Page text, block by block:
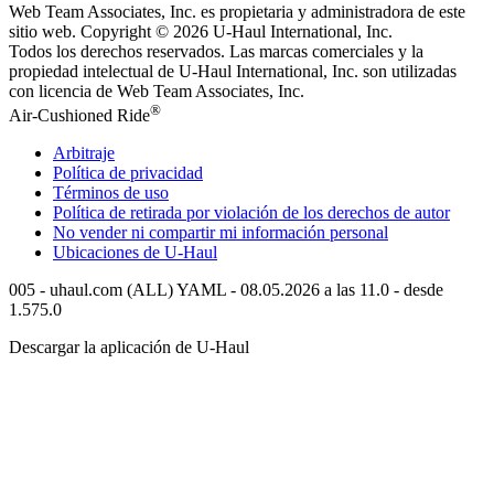
Web Team Associates, Inc. es propietaria y administradora de este
sitio web. Copyright © 2026 U-Haul International, Inc.
Todos los derechos reservados. Las marcas comerciales y la
propiedad intelectual de U-Haul International, Inc. son utilizadas
con licencia de Web Team Associates, Inc.
Air-Cushioned Ride®
Arbitraje
Política de privacidad
Términos de uso
Política de retirada por violación de los derechos de autor
No vender ni compartir mi información personal
Ubicaciones de U-Haul
005 - uhaul.com (ALL) YAML - 08.05.2026 a las 11.0 - desde
1.575.0
Descargar la aplicación de U-Haul